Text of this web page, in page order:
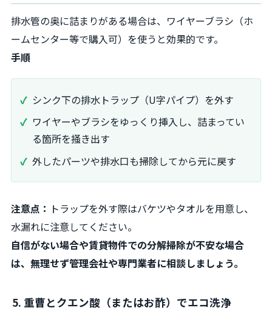
排水管の奥に詰まりがある場合は、ワイヤーブラシ（ホ
ームセンター等で購入可）を使うと効果的です。
手順
シンク下の排水トラップ（U字パイプ）を外す
ワイヤーやブラシをゆっくり挿入し、詰まってい
る箇所を掻き出す
外したパーツや排水口も掃除してから元に戻す
注意点： トラップを外す際はバケツやタオルを用意し、
水漏れに注意してください。
自信がない場合や賃貸物件での分解掃除が不安な場合
は、無理せず管理会社や専門業者に相談しましょう。
5. 重曹とクエン酸（またはお酢）でエコ洗浄